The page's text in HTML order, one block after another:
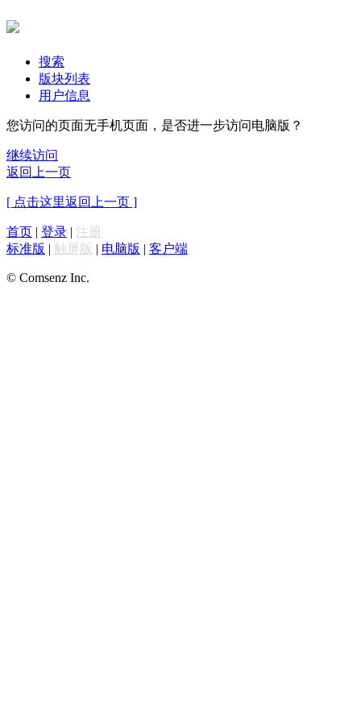
搜索
版块列表
用户信息
您访问的页面无手机页面，是否进一步访问电脑版？
继续访问
返回上一页
[ 点击这里返回上一页 ]
首页 | 登录 | 注册
标准版 | 触屏版 | 电脑版 | 客户端
© Comsenz Inc.